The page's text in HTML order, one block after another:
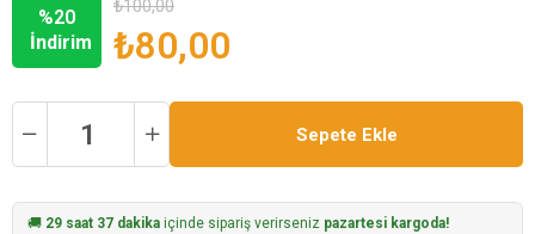
%20
İndirim
₺100,00
₺80,00
🚚 29 saat 37 dakika içinde sipariş verirseniz pazartesi kargoda!